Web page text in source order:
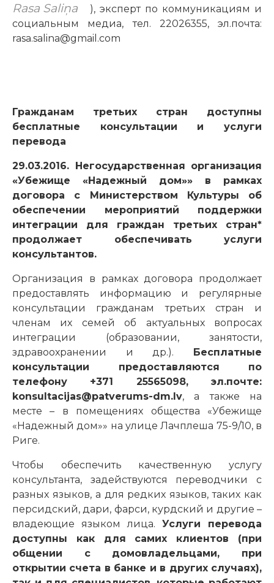
Rasa Saliņa
), эксперт по коммуникациям и
социальным медиа, тел. 22026355, эл.почта:
rasa.salina@gmail.com
Гражданам третьих стран доступны
бесплатные консультации и услуги
перевода
29.03.2016. Негосударственная организация
«Убежище «Надежный дом»» в рамках
договора с Министерством Культуры об
обеспечении мероприятий поддержки
интеграции для граждан третьих стран*
продолжает обеспечивать услуги
консультантов.
Организация в рамках договора продолжает
предоставлять информацию и регулярные
консультации гражданам третьих стран и
членам их семей об актуальных вопросах
интеграции (образовании, занятости,
здравоохранении и др.). Бесплатные
консультации предоставляются по
телефону +371 25565098, эл.почте:
konsultacijas@patverums-dm.lv, а также на
месте – в помещениях общества «Убежище
«Надежный дом»» на улице Лачплеша 75-9/10, в
Риге.
Чтобы обеспечить качественную услугу
консультанта, задействуются переводчики с
разных языков, а для редких языков, таких как
персидский, дари, фарси, курдский и другие –
владеющие языком лица. Услуги перевода
доступны как для самих клиентов (при
общении с домовладельцами, при
открытии счета в банке и в других случаях),